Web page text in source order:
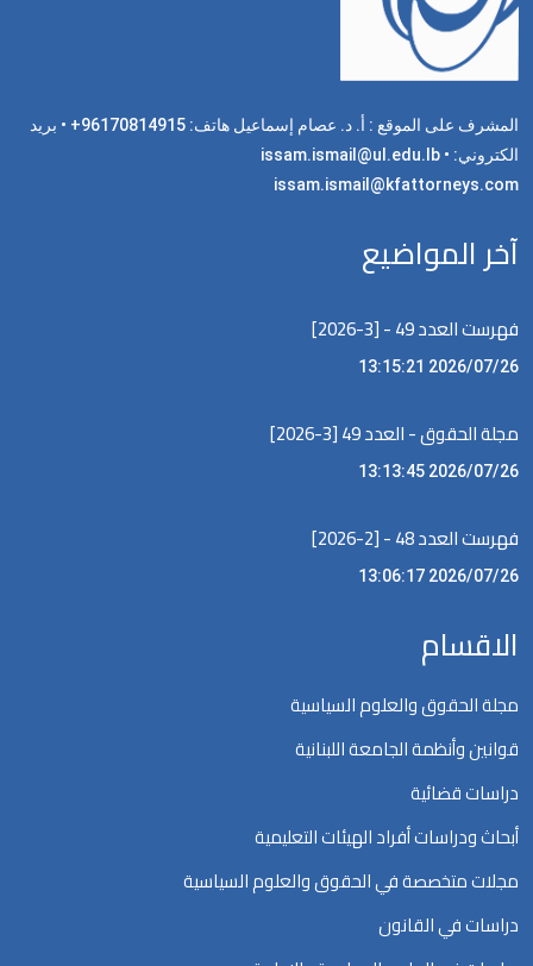
المشرف على الموقع : أ. د. عصام إسماعيل هاتف: 96170814915+ • بريد
الكتروني: issam.ismail@ul.edu.lb •
issam.ismail@kfattorneys.com
آخر المواضيع
فهرست العدد 49 - [3-2026]
2026/07/26 13:15:21
مجلة الحقوق - العدد 49 [3-2026]
2026/07/26 13:13:45
فهرست العدد 48 - [2-2026]
2026/07/26 13:06:17
الاقسام
مجلة الحقوق والعلوم السياسية
قوانين وأنظمة الجامعة اللبنانية
دراسات قضائية
أبحاث ودراسات أفراد الهيئات التعليمية
مجلات متخصصة في الحقوق والعلوم السياسية
دراسات في القانون